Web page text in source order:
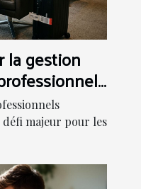
la gestion
majeur pour les